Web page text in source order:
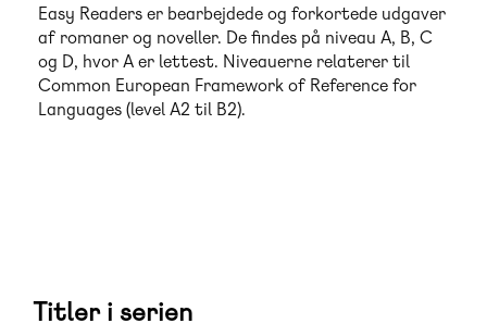
Easy Readers er bearbejdede og forkortede udgaver
af romaner og noveller. De findes på niveau A, B, C
og D, hvor A er lettest. Niveauerne relaterer til
Common European Framework of Reference for
Languages (level A2 til B2).
Titler i serien